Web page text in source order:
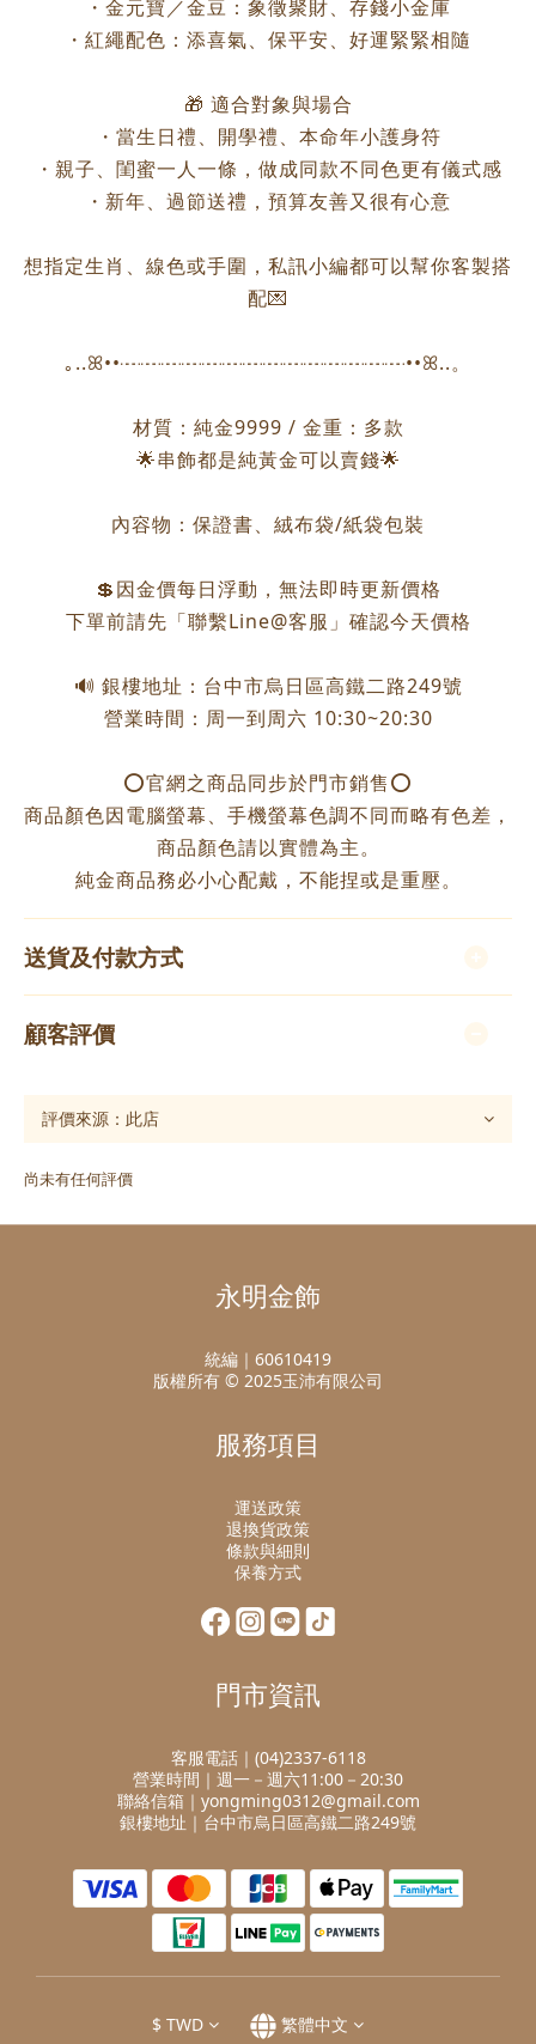
・金元寶／金豆：象徵聚財、存錢小金庫
・紅繩配色：添喜氣、保平安、好運緊緊相隨
🎁 適合對象與場合
・當生日禮、開學禮、本命年小護身符
・親子、閨蜜一人一條，做成同款不同色更有儀式感
・新年、過節送禮，預算友善又很有心意
想指定生肖、線色或手圍，私訊小編都可以幫你客製搭
配💌
｡..ꕤ••┈┈┈┈┈┈┈┈┈┈┈┈┈┈••ꕤ..。
材質：純金9999 / 金重：多款
🌟串飾都是純黃金可以賣錢🌟
內容物：保證書、絨布袋/紙袋包裝
💲因金價每日浮動，無法即時更新價格
下單前請先「聯繫Line@客服」確認今天價格
🔊 銀樓地址：台中市烏日區高鐵二路249號
營業時間：周一到周六 10:30~20:30
⭕️官網之商品同步於門市銷售⭕️
商品顏色因電腦螢幕、手機螢幕色調不同而略有色差，
商品顏色請以實體為主。
純金商品務必小心配戴，不能捏或是重壓。
送貨及付款方式
顧客評價
尚未有任何評價
永明金飾
統編｜60610419
版權所有 © 2025玉沛有限公司
服務項目
運送政策
退換貨政策
條款與細則
保養方式
門市資訊
客服電話｜(04)2337-6118
營業時間｜週一－週六11:00－20:30
聯絡信箱｜yongming0312@gmail.com
銀樓地址｜台中市烏日區高鐵二路249號
$ TWD 繁體中文